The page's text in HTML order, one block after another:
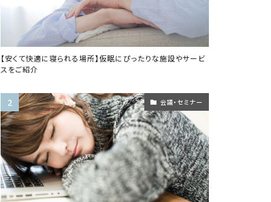
【安くて快適に寝られる場所】仮眠にぴったりな施設やサービ
スをご紹介
会議・セミナー